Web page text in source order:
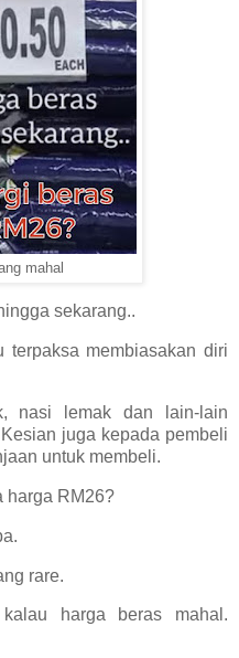
mahal
sekarang..
terpaksa membiasakan diri
nasi lemak dan lain-lain
juga kepada pembeli
untuk membeli.
harga RM26?
rare.
harga beras mahal.